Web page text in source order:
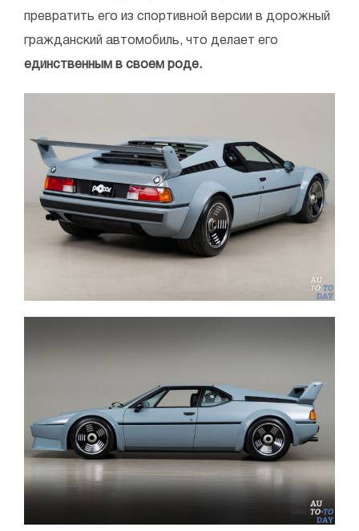
превратить его из спортивной версии в дорожный
гражданский автомобиль, что делает его
единственным в своем роде.